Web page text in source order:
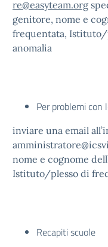
re@easyteam.org
genitore, nome e
frequentata, Istituto/
anomalia
Per problemi con
inviare una email
nome e cognome
Istituto/plesso di
Recapiti scuole